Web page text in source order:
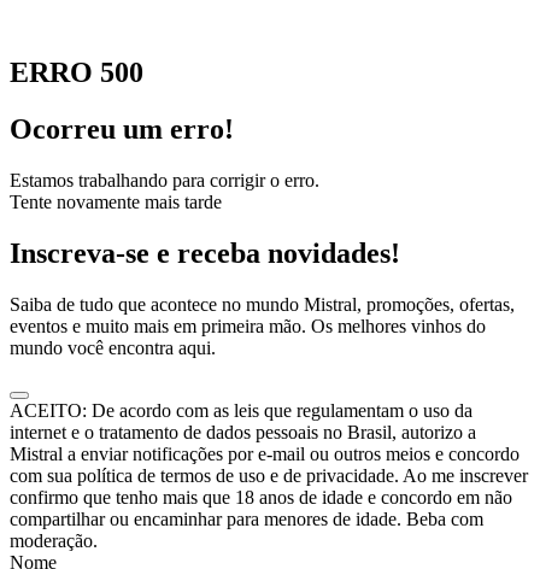
ERRO 500
Ocorreu um erro!
Estamos trabalhando para corrigir o erro.
Tente novamente mais tarde
Inscreva-se e receba novidades!
Saiba de tudo que acontece no mundo Mistral, promoções, ofertas,
eventos e muito mais em primeira mão. Os melhores vinhos do
mundo você encontra aqui.
ACEITO: De acordo com as leis que regulamentam o uso da
internet e o tratamento de dados pessoais no Brasil, autorizo a
Mistral a enviar notificações por e-mail ou outros meios e concordo
com sua política de termos de uso e de privacidade. Ao me inscrever
confirmo que tenho mais que 18 anos de idade e concordo em não
compartilhar ou encaminhar para menores de idade. Beba com
moderação.
Nome